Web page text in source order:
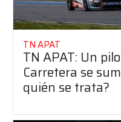
TN APAT
TN APAT: Un
Carretera se
quién se trata?